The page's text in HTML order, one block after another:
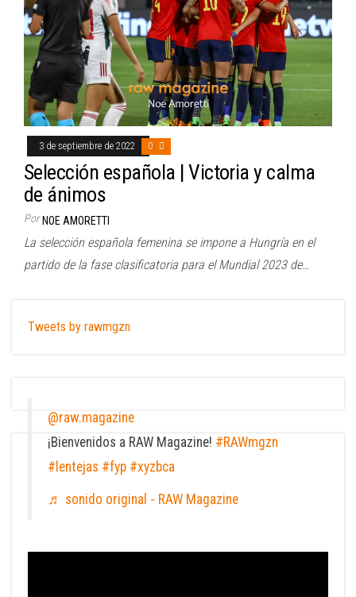
3 de septiembre de 2022 0
Selección española | Victoria y calma
de ánimos
Por NOE AMORETTI
La selección española femenina se impone a Hungría en el
partido de la fase clasificatoria para el Mundial 2023 de…
Tweets by rawmgzn
@raw.magazine
¡Bienvenidos a RAW Magazine! #RAWmgzn
#lentejas #fyp #xyzbca
♬ sonido original - RAW Magazine